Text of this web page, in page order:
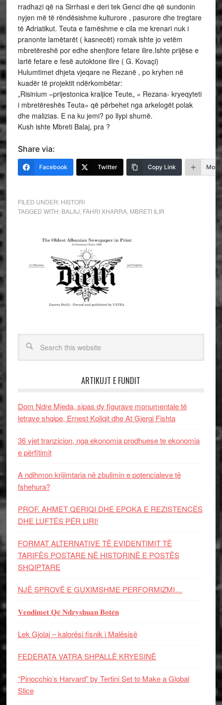
rradhazi që na Sirrhasi e deri tek Genci dhe që sundonin
nyjen më të rëndësishme kulturore , pasurore dhe tregtare
të Adriatikut. Teuta e famëshme e cila me krenari nuk i
pranonte lamëtarët ( kasnecët) romak ishte jo vetëm
mbretëreshë por edhe shenjtore fetare ilire.Ishte prijëse e
lartë fetare e fesë autoktone ilire ( G. Kovaçi)
Hulumtimet dhjeta vjeqare ne Rezanë , po kryhen në
kuadër të projektit ndërkombëtar:
„Risinium –prijestonica kraljice Teute„ « Rezana- kryeqyteti
i mbretëreshës Teuta» që përbehet nga arkelogët polak
dhe malizias. E na ku jemi? po llypi shumë.
Kush ishte Mbreti Balaj, pra ?
Share via:
Facebook Twitter Copy Link More
FILED UNDER: HISTORI
TAGGED WITH: BALAJ FAHRI XHARRA, MBRETI ILIR
ARTIKUJT E FUNDIT
Dom Ndre Mjeda, sipas dy figurave monumentale të
letrave shqipe, Ernest Koliqit dhe At Gjergj Fishta
36 vjet tranzicion, nga ekonomia prodhuese te ekonomia
e përfitimit
A ndihmon krijimtaria në zbulimin e potencialeve të
fshehura?
PROF. AHMET QERIQI DHE EPOKA E REZISTENCЁS
DHE LUFTЁS PЁR LIRI!
FORMAT ALTERNATIVE TË EVIDENTIMIT TË
TARIFËS POSTARE NË HISTORINË E POSTËS
SHQIPTARE
NJË SPROVË E GUXIMSHME PERFORMIZMI…
𝐕𝐞𝐧𝐝𝐢𝐦𝐞𝐭 𝐐𝐞̈ 𝐍𝐝𝐫𝐲𝐬𝐡𝐮𝐚𝐧 𝐁𝐨𝐭𝐞̈𝐧
Lek Gjolaj – kalorësi fisnik i Malësisë
FEDERATA VATRA SHPALLË KRYESINË
“Pinocchio’s Harvard” by Tertini Set to Make a Global
Slice